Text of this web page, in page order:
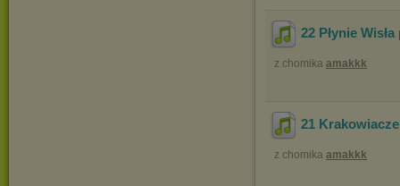
22 Płynie
z chomika amakkk
21
z chomika amakkk